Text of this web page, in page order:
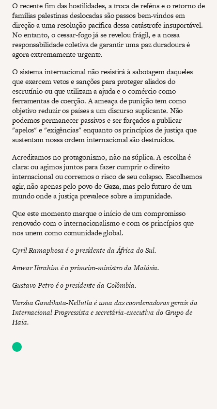
O recente fim das hostilidades, a troca de reféns e o retorno de
famílias palestinas deslocadas são passos bem-vindos em
direção a uma resolução pacífica dessa catástrofe insuportável.
No entanto, o cessar-fogo já se revelou frágil, e a nossa
responsabilidade coletiva de garantir uma paz duradoura é
agora extremamente urgente.
O sistema internacional não resistirá à sabotagem daqueles
que exercem vetos e sanções para proteger aliados do
escrutínio ou que utilizam a ajuda e o comércio como
ferramentas de coerção. A ameaça de punição tem como
objetivo reduzir os países a um discurso suplicante. Não
podemos permanecer passivos e ser forçados a publicar
"apelos" e "exigências" enquanto os princípios de justiça que
sustentam nossa ordem internacional são destruídos.
Acreditamos no protagonismo, não na súplica. A escolha é
clara: ou agimos juntos para fazer cumprir o direito
internacional ou corremos o risco de seu colapso. Escolhemos
agir, não apenas pelo povo de Gaza, mas pelo futuro de um
mundo onde a justiça prevalece sobre a impunidade.
Que este momento marque o início de um compromisso
renovado com o internacionalismo e com os princípios que
nos unem como comunidade global.
Cyril Ramaphosa é o presidente da África do Sul.
Anwar Ibrahim é o primeiro-ministro da Malásia.
Gustavo Petro é o presidente da Colômbia.
Varsha Gandikota-Nellutla é uma das coordenadoras gerais da
Internacional Progressista e secretária-executiva do Grupo de
Haia.